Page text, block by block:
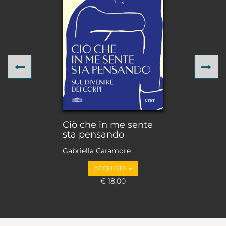
Ciò che in me sente
sta pensando
Gabriella Caramore
ACQUISTA
€ 18,00
Previous